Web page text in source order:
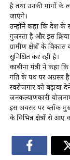
है तथा उनकी मांगों के
जाएंगे।
उन्होंने कहा कि प्रदेश के
गुजरता है और इस
ग्रामीण क्षेत्रों के विकास
सुनिश्चित कर रही है।
काबीना मंत्री ने कहा
प्रगति के पथ पर अग्रसर
स्वरोजगार को बढ़ावा
जनकल्याणकारी
इस अवसर पर ब्लॉक
के विभिन्न क्षेत्रों से आए